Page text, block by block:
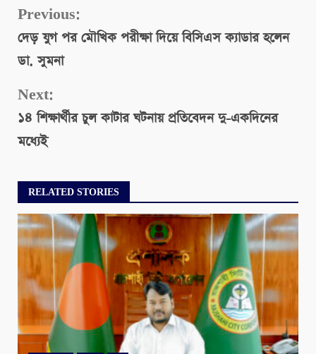
Continue
Reading
Previous:
দেড় যুগ পর মৌখিক পরীক্ষা দিয়ে বিসিএস ক্যাডার হলেন
ডা. সুমনা
Next:
১৪ শিক্ষার্থীর চুল কাটার ঘটনায় প্রতিবেদন দু-একদিনের
মধ্যেই
RELATED STORIES